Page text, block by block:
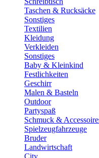
Taschen & Rucksäcke
Sonstiges
Textilien
Kleidung
Verkleiden
Sonstiges
Baby & Kleinkind
Festlichkeiten
Geschirr
Malen & Basteln
Outdoor
Partyspaß
Schmuck &
Spielzeugfahrzeuge
Bruder
Landwirtschaft
City